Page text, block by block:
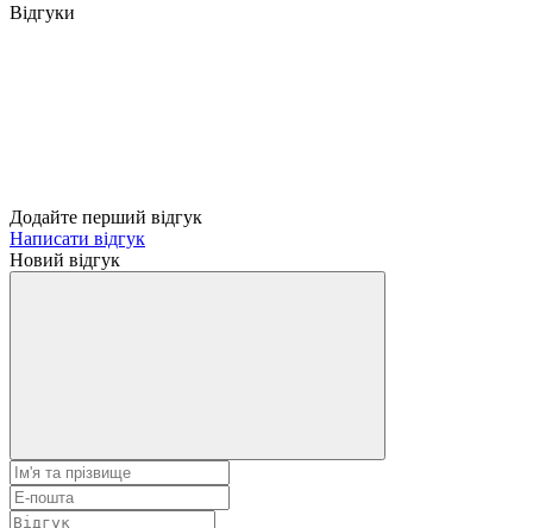
Відгуки
Додайте перший відгук
Написати відгук
Новий відгук